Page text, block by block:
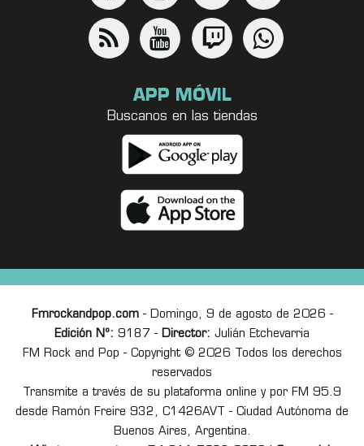
APP MÓVIL
Buscanos en las tiendas
Fmrockandpop.com- Domingo, 9 de agosto de 2026 -
Edición Nº: 9187 - Director: Julián Etchevarria
FM Rock and Pop - Copyright © 2026 Todos los derechos
reservados
Transmite a través de su plataforma online y por FM 95.9
desde Ramón Freire 932, C1426AVT - Ciudad Autónoma de
Buenos Aires, Argentina.